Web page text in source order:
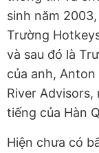
sinh năm
Trường
và sau đó là
của anh, Anton
River
tiếng của Hàn
Hiện chưa có